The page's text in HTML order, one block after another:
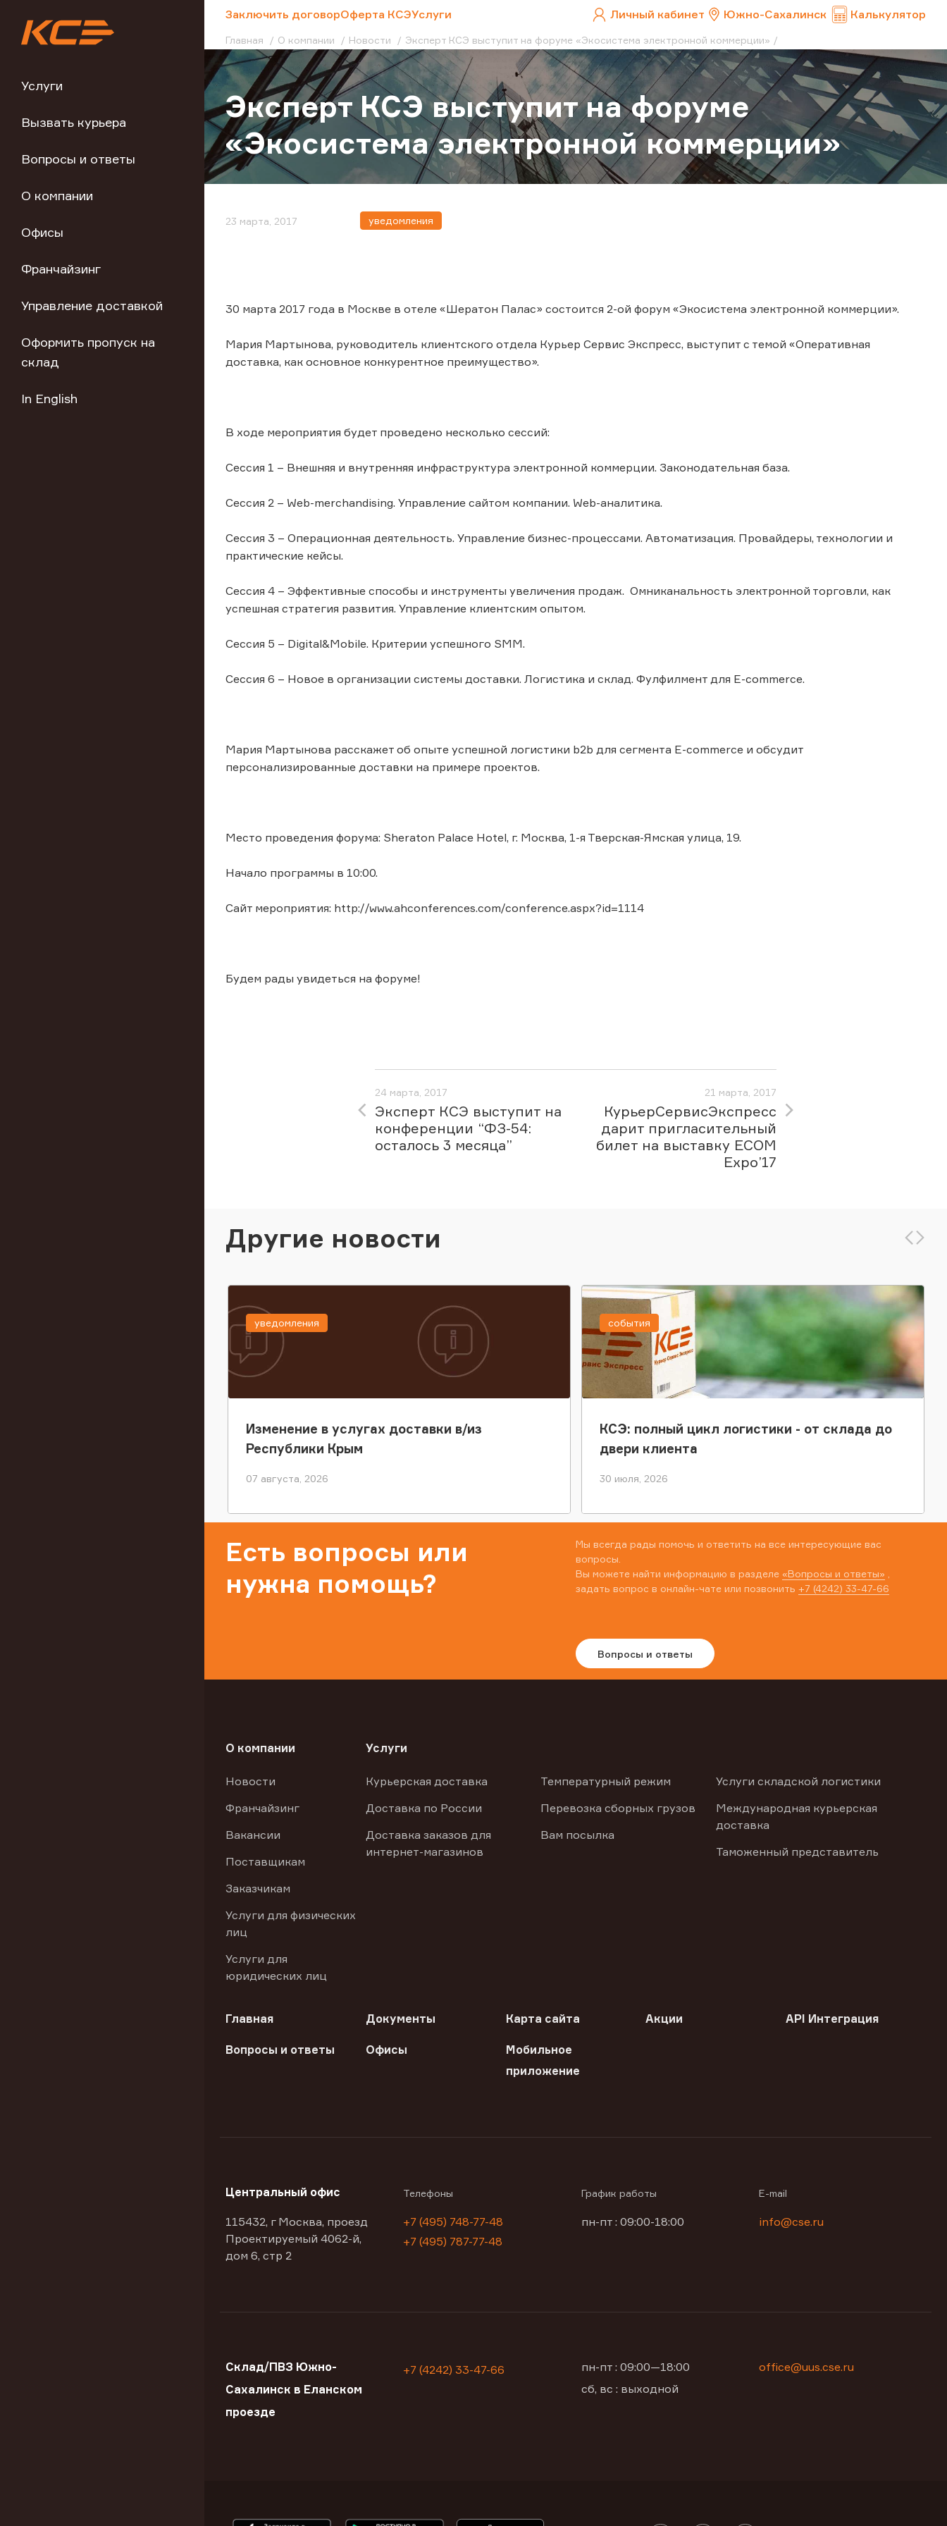
Услуги
Вызвать курьера
Вопросы и ответы
О компании
Офисы
Франчайзинг
Управление доставкой
Оформить пропуск на
склад
In English
Заключить договорОферта КСЭУслуги Личный кабинет Южно-Сахалинск Калькулятор
Главная О компании Новости Эксперт КСЭ выступит на форуме «Экосистема электронной коммерции»
Эксперт КСЭ выступит на форуме
«Экосистема электронной коммерции»
23 марта, 2017 уведомления
30 марта 2017 года в Москве в отеле «Шератон Палас» состоится 2-ой форум «Экосистема электронной коммерции».
Мария Мартынова, руководитель клиентского отдела Курьер Сервис Экспресс, выступит с темой «Оперативная
доставка, как основное конкурентное преимущество».
В ходе мероприятия будет проведено несколько сессий:
Сессия 1 – Внешняя и внутренняя инфраструктура электронной коммерции. Законодательная база.
Сессия 2 – Web-merchandising. Управление сайтом компании. Web-аналитика.
Сессия 3 – Операционная деятельность. Управление бизнес-процессами. Автоматизация. Провайдеры, технологии и
практические кейсы.
Сессия 4 – Эффективные способы и инструменты увеличения продаж. Омниканальность электронной торговли, как
успешная стратегия развития. Управление клиентским опытом.
Сессия 5 – Digital&Mobile. Критерии успешного SMM.
Сессия 6 – Новое в организации системы доставки. Логистика и склад. Фулфилмент для E-commerce.
Мария Мартынова расскажет об опыте успешной логистики b2b для сегмента E-commerce и обсудит
персонализированные доставки на примере проектов.
Место проведения форума: Sheraton Palace Hotel, г. Москва, 1-я Тверская-Ямская улица, 19.
Начало программы в 10:00.
Сайт мероприятия: http://www.ahconferences.com/conference.aspx?id=1114
Будем рады увидеться на форуме!
24 марта, 2017
Эксперт КСЭ выступит на
конференции “ФЗ-54:
осталось 3 месяца”
21 марта, 2017
КурьерСервисЭкспресс
дарит пригласительный
билет на выставку ECOM
Expo’17
Другие новости
Изменение в услугах доставки в/из
Республики Крым
07 августа, 2026
уведомления
КСЭ: полный цикл логистики - от склада до
двери клиента
30 июля, 2026
события
Есть вопросы или
нужна помощь?
Мы всегда рады помочь и ответить на все интересующие вас
вопросы.
Вы можете найти информацию в разделе «Вопросы и ответы»
задать вопрос в онлайн-чате или позвонить +7 (4242) 33-47-66
Вопросы и ответы
О компании
Новости
Франчайзинг
Вакансии
Поставщикам
Заказчикам
Услуги для физических
лиц
Услуги для
юридических лиц
Услуги
Курьерская доставка
Доставка по России
Доставка заказов для
интернет-магазинов
Температурный режим
Перевозка сборных грузов
Вам посылка
Услуги складской логистики
Международная курьерская
доставка
Таможенный представитель
Главная Документы Карта сайта Акции API Интеграция
Вопросы и ответы Офисы
Мобильное
приложение
Центральный офис
115432, г Москва, проезд
Проектируемый 4062-й,
дом 6, стр 2
Телефоны
+7 (495) 748-77-48
+7 (495) 787-77-48
График работы
пн-пт : 09:00-18:00
E-mail
info@cse.ru
Склад/ПВЗ Южно-
Сахалинск в Еланском
проезде
+7 (4242) 33-47-66
пн-пт : 09:00—18:00
сб, вс : выходной
office@uus.cse.ru